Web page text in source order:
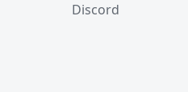
Discord